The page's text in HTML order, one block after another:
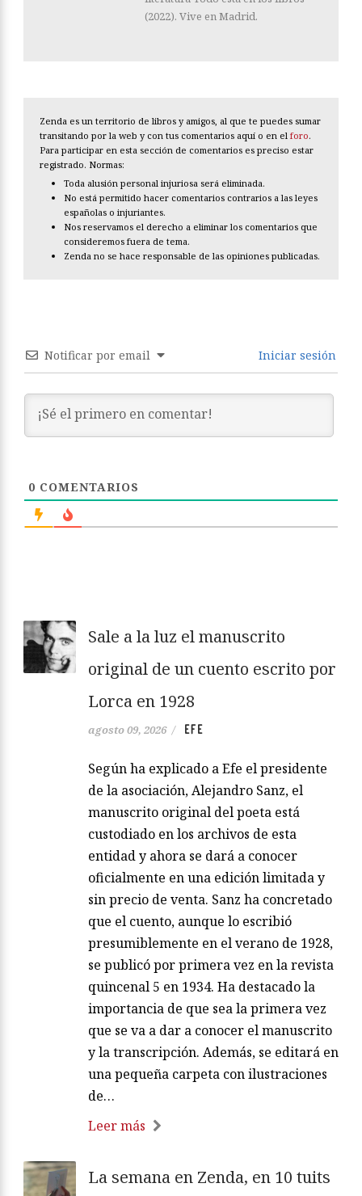
(2022). Vive en Madrid.
Zenda es un territorio de libros y amigos, al que te puedes sumar
transitando por la web y con tus comentarios aquí o en el foro.
Para participar en esta sección de comentarios es preciso estar
registrado. Normas:
Toda alusión personal injuriosa será eliminada.
No está permitido hacer comentarios contrarios a las leyes
españolas o injuriantes.
Nos reservamos el derecho a eliminar los comentarios que
consideremos fuera de tema.
Zenda no se hace responsable de las opiniones publicadas.
Notificar por email Iniciar sesión
0 COMENTARIOS
Sale a la luz el manuscrito
original de un cuento escrito por
Lorca en 1928
agosto 09, 2026 / EFE
Según ha explicado a Efe el presidente
de la asociación, Alejandro Sanz, el
manuscrito original del poeta está
custodiado en los archivos de esta
entidad y ahora se dará a conocer
oficialmente en una edición limitada y
sin precio de venta. Sanz ha concretado
que el cuento, aunque lo escribió
presumiblemente en el verano de 1928,
se publicó por primera vez en la revista
quincenal 5 en 1934. Ha destacado la
importancia de que sea la primera vez
que se va a dar a conocer el manuscrito
y la transcripción. Además, se editará en
una pequeña carpeta con ilustraciones
de…
Leer más
La semana en Zenda, en 10 tuits